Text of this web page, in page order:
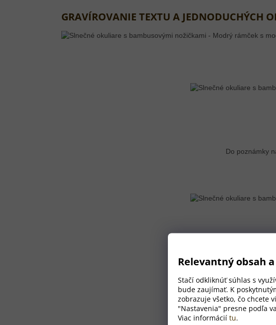
Relevantný obsah
Stačí odkliknúť súhlas s
bude zaujímať. K
zobrazuje všetko, čo chcete
"Nastavenia" presne podľa
Viac informácií tu.
GRAVÍROVANIE TEXTU A JEDNODUCHÝCH
Do poznámky
Ak nám